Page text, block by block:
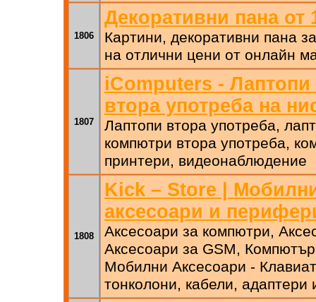
1806
Декоративни пана от
Картини, декоративни пана
на отлични цени от онлайн
1807
iComputers -
втора употреба на
Лаптопи втора употреба,
компютри втора употреба,
принтери, видеонаблюдение
1808
Kick – Store |
аксесоари и
Аксесоари за компютри,
Аксесоари за GSM,
Мобилни Аксесоари -
тонколони, кабели, адаптери